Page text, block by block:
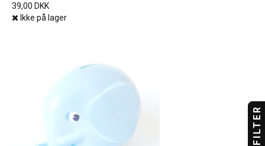
39,00 DKK
Ikke på lager
FILTER